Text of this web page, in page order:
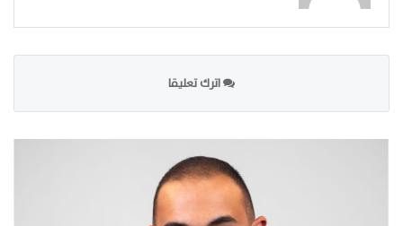
اترك تعليقا